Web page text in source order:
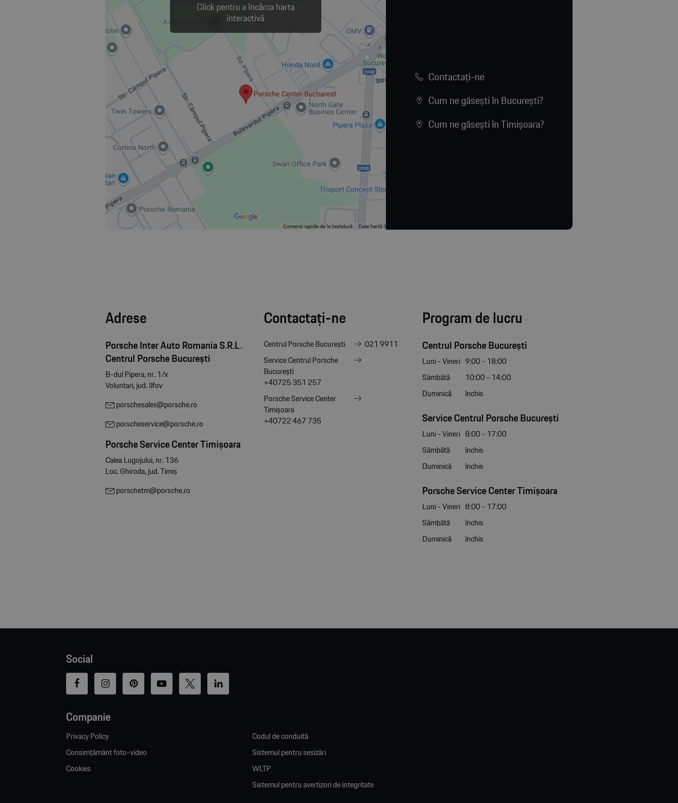
Click pentru a încărca harta
interactivă
Contactaţi-ne
Cum ne găsești în București?
Cum ne găsești în Timișoara?
Adrese
Porsche Inter Auto Romania S.R.L.
Centrul Porsche București
B-dul Pipera, nr. 1/x
Voluntari, jud. Ilfov
porschesales@porsche.ro
porscheservice@porsche.ro
Porsche Service Center Timișoara
Calea Lugojului, nr. 136
Loc. Ghiroda, jud. Timiș
porschetm@porsche.ro
Contactați-ne
Centrul Porsche București
021 9911
Service Centrul Porsche
București
+40725 351 257
Porsche Service Center
Timișoara
+40722 467 735
Program de lucru
Centrul Porsche București
Luni - Vineri 9:00 - 18:00
Sâmbătă
10:00 - 14:00
Duminică
închis
Service Centrul Porsche București
Luni - Vineri 8:00 - 17:00
Sâmbătă
închis
Duminică
închis
Porsche Service Center Timișoara
Luni - Vineri 8:00 - 17:00
Sâmbătă
închis
Duminică
închis
Social
Companie
Privacy Policy
Consimțământ foto-video
Cookies
Codul de conduită
Sistemul pentru sesizări
WLTP
Sistemul pentru avertizori de integritate